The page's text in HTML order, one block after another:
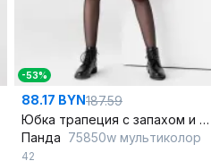
-53%
88.17 BYN187.59
Юбка трапеция с запахом и пуговицами из текстиля
Панда 75850w мультиколор
42